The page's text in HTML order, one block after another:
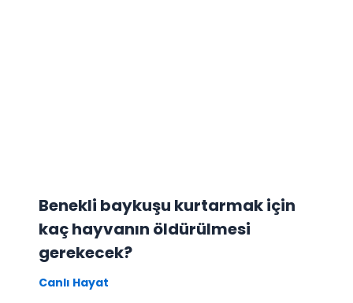
Benekli baykuşu kurtarmak için
kaç hayvanın öldürülmesi
gerekecek?
Canlı Hayat